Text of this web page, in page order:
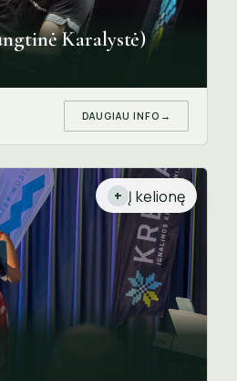
Karalystė)
DAUGIAU INFO →
+ Į kelionę